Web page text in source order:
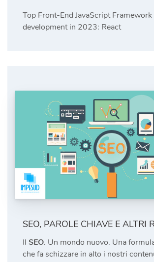
Top Front-End JavaScript
development in 2023: React
SEO, PAROLE CHIAVE E ALTRI
Il SEO. Un mondo nuovo. Una
che fa schizzare in alto i nostri